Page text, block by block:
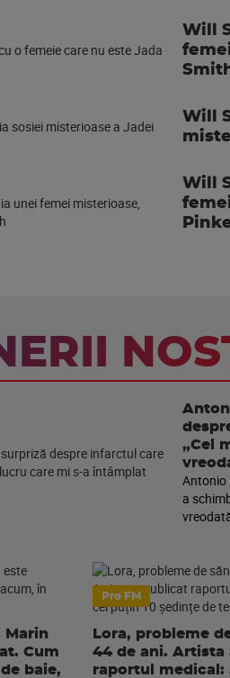
Will
Will
Will
„Cel
Antonio
a
Marin
Cum
baie,
Pro FM
Lora, probleme
44 de ani. Artista
raportul medical: